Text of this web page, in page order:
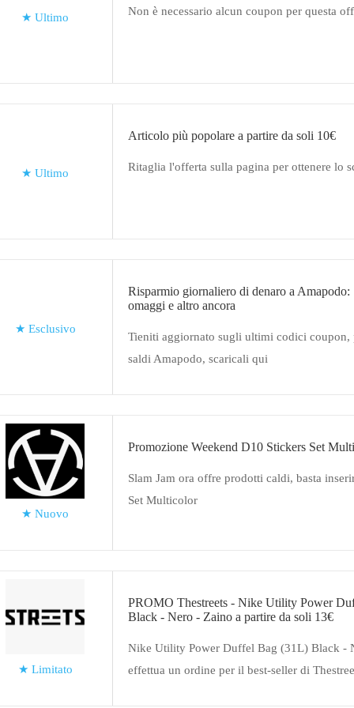
★ Ultimo Non è necessario alcun coupon per questa
★ Ultimo
Articolo più popolare a partire da soli 10€
Ritaglia l'offerta sulla pagina per ottenere lo
★ Esclusivo
Risparmio giornaliero di denaro a Amapodo:
omaggi e altro ancora
Tieniti aggiornato sugli ultimi codici coupon,
saldi Amapodo, scaricali qui
★ Nuovo
Promozione Weekend D10 Stickers Set
Slam Jam ora offre prodotti caldi, basta
Set Multicolor
★ Limitato
PROMO Thestreets - Nike Utility Power
Black - Nero - Zaino a partire da soli 13€
Nike Utility Power Duffel Bag (31L) Black -
effettua un ordine per il best-seller di